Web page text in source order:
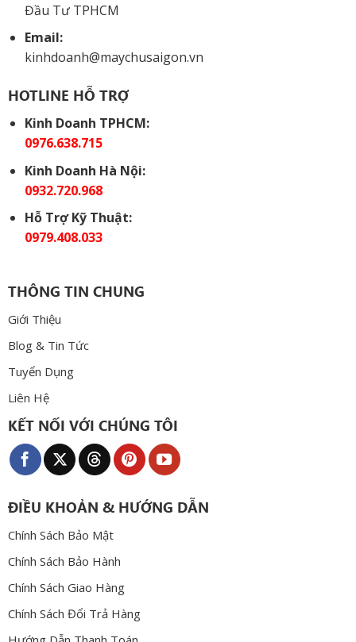
Đầu Tư TPHCM
Email:
kinhdoanh@maychusaigon.vn
HOTLINE HỖ TRỢ
Kinh Doanh TPHCM:
0976.638.715
Kinh Doanh Hà Nội:
0932.720.968
Hỗ Trợ Kỹ Thuật:
0979.408.033
THÔNG TIN CHUNG
Giới Thiệu
Blog & Tin Tức
Tuyển Dụng
Liên Hệ
KẾT NỐI VỚI CHÚNG TÔI
ĐIỀU KHOẢN & HƯỚNG DẪN
Chính Sách Bảo Mật
Chính Sách Bảo Hành
Chính Sách Giao Hàng
Chính Sách Đổi Trả Hàng